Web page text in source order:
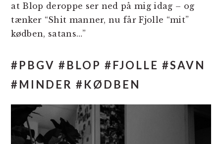
at Blop deroppe ser ned på mig idag – og
tænker “Shit manner, nu får Fjolle “mit”
kødben, satans…”
#PBGV #BLOP #FJOLLE #SAVN
#MINDER #KØDBEN